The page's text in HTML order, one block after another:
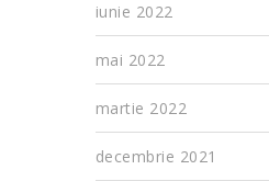
iunie 2022
mai 2022
martie 2022
decembrie 2021